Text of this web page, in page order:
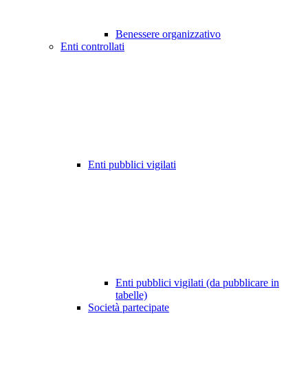
Benessere organizzativo
Enti controllati
Enti pubblici vigilati
Enti pubblici vigilati (da pubblicare in
tabelle)
Società partecipate